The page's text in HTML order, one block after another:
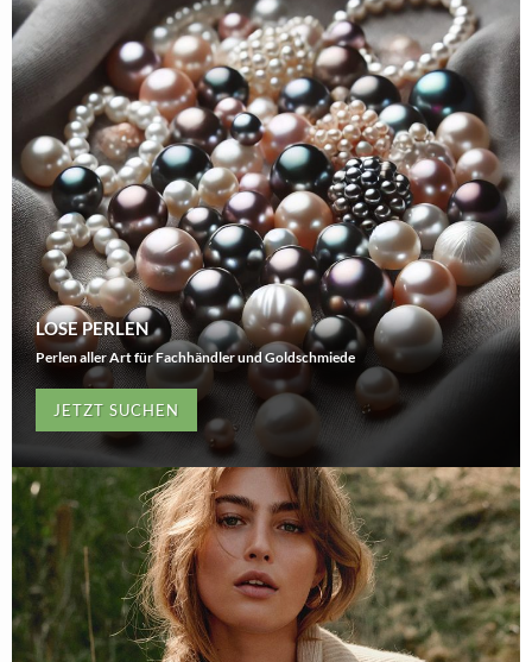
LOSE PERLEN
Perlen aller Art für Fachhändler und Goldschmiede
JETZT SUCHEN